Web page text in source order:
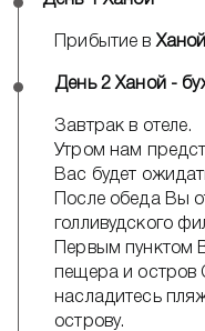
Прибытие в
День 2 Ханой -
Завтрак в отеле.
Утром нам
Вас будет
После обеда Вы
голливудского
Первым пунктом
пещера и остров
насладитесь
острову.